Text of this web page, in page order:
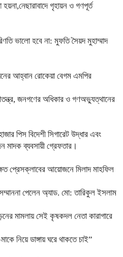
গৃহায়ন ও গণপূর্ত
ভালো হবে না: মুফতি সৈয়দ মুহাম্মাদ
আহ্বান রোকেয়া বেগম এমপির
জনগণের অধিকার ও গণঅভ্যুত্থানের
পিস বিদেশী সিগারেট উদ্ধার এবং
মাদক ব্যবসায়ী গ্রেফতার।
প্রেসক্লাবের আয়োজনে মিলাদ মাহফিল
পেলেন অ্যাড. মো: তারিকুল ইসলাম
মামলায় সেই কৃষকদল নেতা কারাগারে
নিয়ে ডাঙ্গায় ঘরে থাকতে চাই”